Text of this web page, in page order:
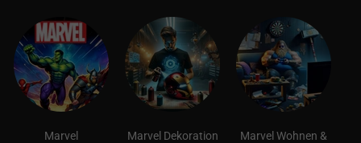
Marvel Marvel Dekoration
Marvel Wohnen &